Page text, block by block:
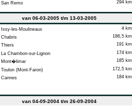
San Remo 294 km
van 06-03-2005 t/m 13-03-2005
Issy-les-Moulineaux
4 km
Chabris
186,5 km
Thiers
191 km
La Chambon-sur-Lignon
174 km
Mont�limar
185 km
Toulon (Mont-Faron)
172,5 km
Cannes
184 km
van 04-09-2004 t/m 26-09-2004